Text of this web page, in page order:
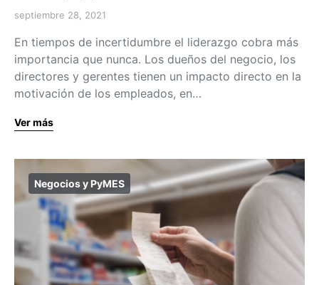
septiembre 28, 2021
En tiempos de incertidumbre el liderazgo cobra más
importancia que nunca. Los dueños del negocio, los
directores y gerentes tienen un impacto directo en la
motivación de los empleados, en…
Ver más
Negocios y PyMES